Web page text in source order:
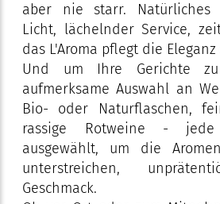
aber nie starr. Natürliches
Licht, lächelnder Service,
das L'Aroma pflegt die
Und um Ihre Gerichte
aufmerksame Auswahl an
Bio- oder Naturflaschen,
rassige Rotweine - jede
ausgewählt, um die
unterstreichen,
Geschmack.